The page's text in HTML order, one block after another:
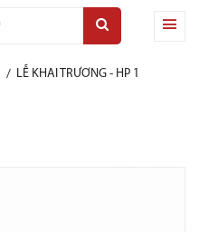
LỄ KHAI TRƯƠNG - HP 1